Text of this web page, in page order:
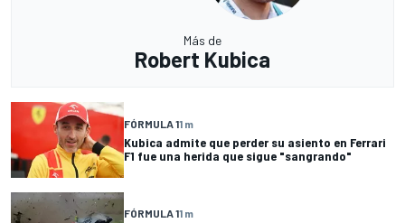
Más de
Robert Kubica
FÓRMULA 11 m
Kubica admite que perder su asiento en Ferrari
F1 fue una herida que sigue "sangrando"
FÓRMULA 11 m